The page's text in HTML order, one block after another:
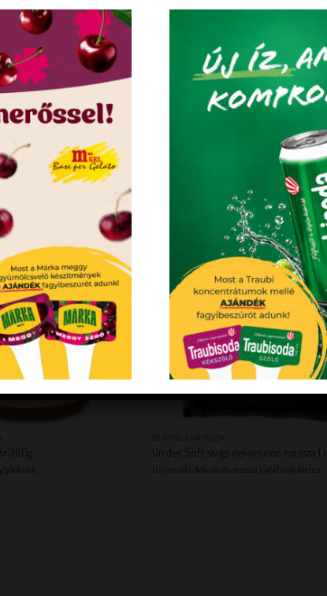
07251
KEDVENCEM!
380g Unidec Soft sárga dekorációs massza 1
Univerzális dekorációs massza tortaburkoláshoz